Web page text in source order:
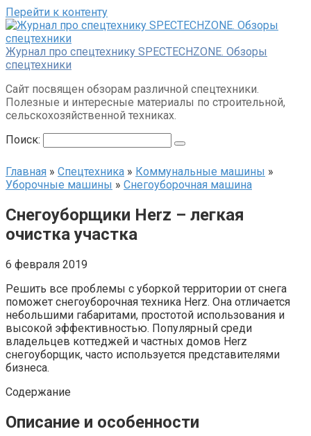
Перейти к контенту
Журнал про спецтехнику SPECTECHZONE. Обзоры
спецтехники
Сайт посвящен обзорам различной спецтехники.
Полезные и интересные материалы по строительной,
сельскохозяйственной техниках.
Поиск:
Главная » Спецтехника » Коммунальные машины »
Уборочные машины » Снегоуборочная машина
Снегоуборщики Herz – легкая
очистка участка
6 февраля 2019
Решить все проблемы с уборкой территории от снега
поможет снегоуборочная техника Herz. Она отличается
небольшими габаритами, простотой использования и
высокой эффективностью. Популярный среди
владельцев коттеджей и частных домов Herz
снегоуборщик, часто используется представителями
бизнеса.
Содержание
Описание и особенности